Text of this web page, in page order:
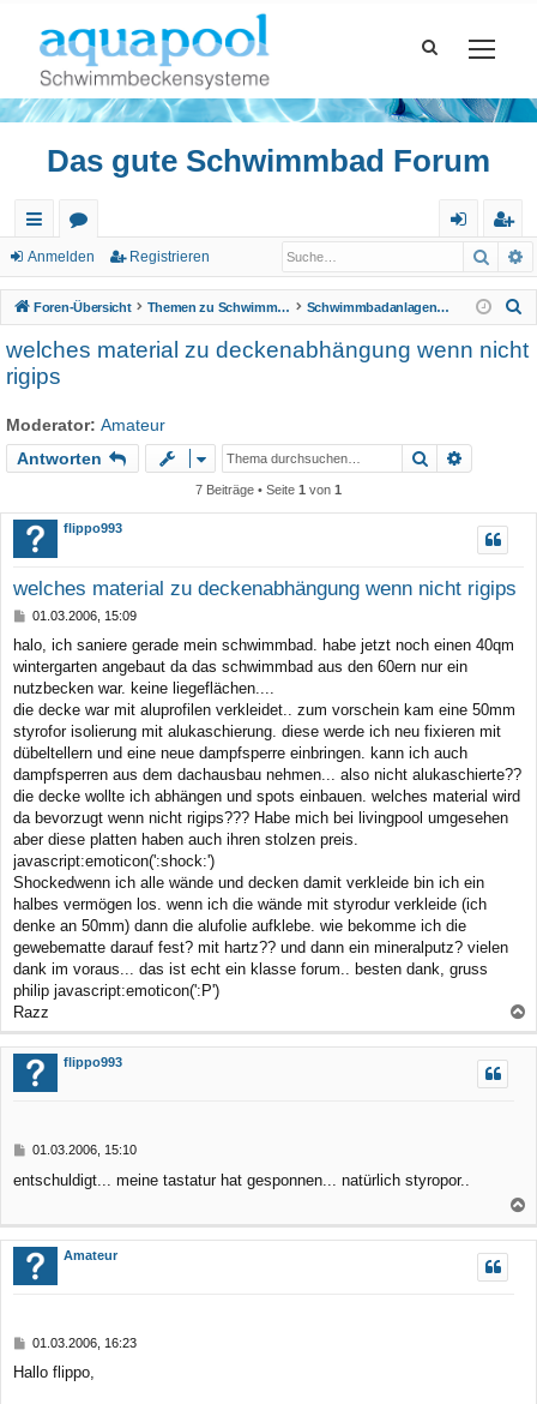
Das gute Schwimmbad Forum
ch
ne
llz
ug
or
en m
el
eg
ist
rie
Anmelden Registrieren
Foren-Übersicht Themen zu Schwimmbad Schwimmbadanlagen, Wellnessbereiche
c
welches material zu deckenabhängung wenn nicht
rigips
Moderator: Amateur
Antworten
Suche
7 Beiträge • Seite 1 von 1
flippo993
welches material zu deckenabhängung wenn nicht rigips
B
i
t
r
a
01.03.2006, 15:09
halo, ich saniere gerade mein schwimmbad. habe jetzt noch einen 40qm
wintergarten angebaut da das schwimmbad aus den 60ern nur ein
nutzbecken war. keine liegeflächen....
die decke war mit aluprofilen verkleidet.. zum vorschein kam eine 50mm
styrofor isolierung mit alukaschierung. diese werde ich neu fixieren mit
dübeltellern und eine neue dampfsperre einbringen. kann ich auch
dampfsperren aus dem dachausbau nehmen... also nicht alukaschierte??
die decke wollte ich abhängen und spots einbauen. welches material wird
da bevorzugt wenn nicht rigips??? Habe mich bei livingpool umgesehen
aber diese platten haben auch ihren stolzen preis.
javascript:emoticon(':shock:')
Shockedwenn ich alle wände und decken damit verkleide bin ich ein
halbes vermögen los. wenn ich die wände mit styrodur verkleide (ich
denke an 50mm) dann die alufolie aufklebe. wie bekomme ich die
gewebematte darauf fest? mit hartz?? und dann ein mineralputz? vielen
dank im voraus... das ist echt ein klasse forum.. besten dank, gruss
philip javascript:emoticon(':P')
Razz
a
flippo993
B
i
a
g
01.03.2006, 15:10
entschuldigt... meine tastatur hat gesponnen... natürlich styropor..
a
Amateur
B
i
01.03.2006, 16:23
Hallo flippo,